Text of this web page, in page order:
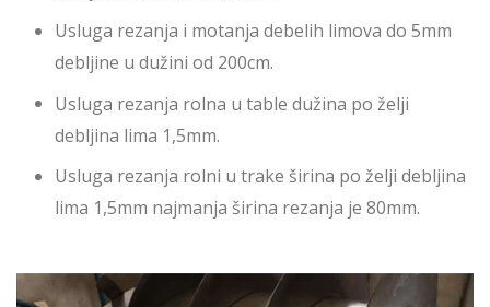
Usluga rezanja i motanja debelih limova do 5mm
debljine u dužini od 200cm.
Usluga rezanja rolna u table dužina po želji
debljina lima 1,5mm.
Usluga rezanja rolni u trake širina po želji debljina
lima 1,5mm najmanja širina rezanja je 80mm.